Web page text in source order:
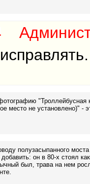
"Троллейбусная
место не установлено)" -
полузасыпанного
добавить: он в 80-х стоял
был, трава на нем